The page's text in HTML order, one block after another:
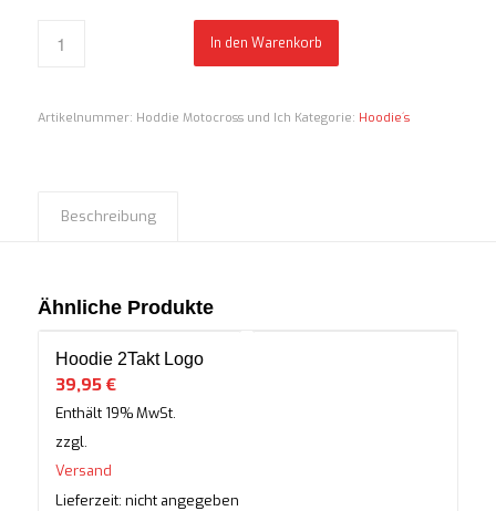
In den Warenkorb
Artikelnummer: Hoddie Motocross und Ich Kategorie: Hoodie´s
Beschreibung
Ähnliche Produkte
Hoodie 2Takt Logo
39,95 €
Enthält 19% MwSt.
zzgl.
Versand
Lieferzeit: nicht angegeben